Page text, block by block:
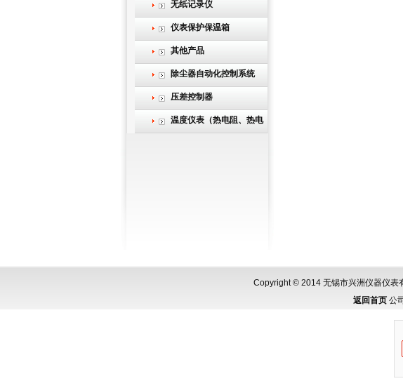
无纸记录仪
仪表保护保温箱
其他产品
除尘器自动化控制系统
压差控制器
温度仪表（热电阻、热电
Copyright © 2014 无锡市兴洲仪器仪表
返回首页 公